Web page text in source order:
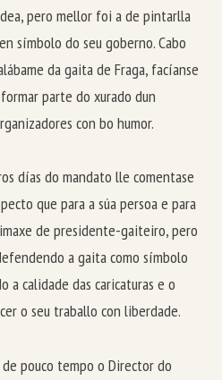
pero mellor foi a de pintarlla
símbolo do seu goberno. Cabo
da gaita de Fraga, facíanse
parte do xurado dun
con bo humor.
días do mandato lle comentase
que para a súa persoa e para
de presidente-gaiteiro, pero
a gaita como símbolo
a calidade das caricaturas e o
o seu traballo con liberdade.
pouco tempo o Director do